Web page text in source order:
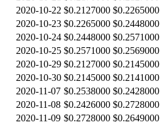
2020-10-22 $0.2127000 $0.2265000
2020-10-23 $0.2265000 $0.2448000
2020-10-24 $0.2448000 $0.2571000
2020-10-25 $0.2571000 $0.2569000
2020-10-29 $0.2127000 $0.2145000
2020-10-30 $0.2145000 $0.2141000
2020-11-07 $0.2538000 $0.2428000
2020-11-08 $0.2426000 $0.2728000
2020-11-09 $0.2728000 $0.2649000